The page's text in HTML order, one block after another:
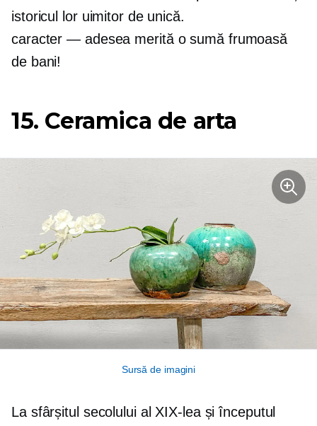
istoricul lor uimitor de unică.
caracter — adesea merită o sumă frumoasă
de bani!
15. Ceramica de arta
Sursă de imagini
La sfârșitul secolului al XIX-lea și începutul